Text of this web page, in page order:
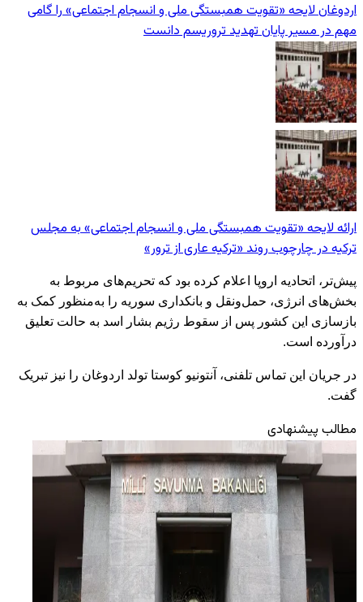
اردوغان لایحه «تقویت همبستگی ملی و انسجام اجتماعی» را گامی
مهم در مسیر پایان تهدید تروریسم دانست
ارائه لایحه «تقویت همبستگی ملی و انسجام اجتماعی» به مجلس
ترکیه در چارچوب روند «ترکیه عاری از ترور»
پیش‌تر، اتحادیه اروپا اعلام کرده بود که تحریم‌های مربوط به
بخش‌های انرژی، حمل‌ونقل و بانکداری سوریه را به‌منظور کمک به
بازسازی این کشور پس از سقوط رژیم بشار اسد به حالت تعلیق
درآورده است.
در جریان این تماس تلفنی، آنتونیو کوستا تولد اردوغان را نیز تبریک
گفت.
مطالب پیشنهادی